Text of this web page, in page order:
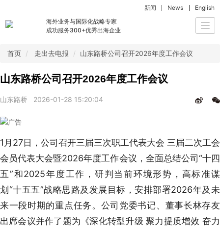
海外业务与国际化战略专家
成功服务300+优秀出海企业
新闻 News English
首页 走出去电报 山东路桥公司召开2026年度工作会议
山东路桥公司召开2026年度工作会议
山东路桥 2026-01-28 15:20:04
1月27日，公司召开三届三次职工代表大会 三届二次工会
会员代表大会暨2026年度工作会议，全面总结公司“十四
五”和2025年度工作，研判当前环境形势，高标准谋
划“十五五”战略思路及发展目标，安排部署2026年及未
来一段时期的重点任务。公司党委书记、董事长林存友
出席会议并作了题为《深化转型升级 聚力提质增效 奋力